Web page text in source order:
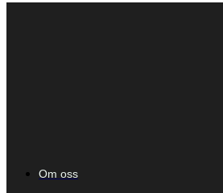
Om oss